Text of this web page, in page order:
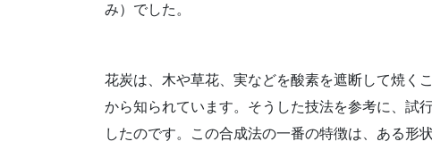
み）でした。
花炭は、木や草花、実などを酸素を遮断して焼く
から知られています。そうした技法を参考に、試
したのです。この合成法の一番の特徴は、ある形